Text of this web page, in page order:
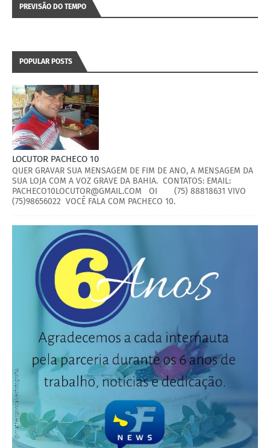
PREVISÃO DO TEMPO
POPULAR POSTS
LOCUTOR PACHECO 10
QUER GRAVAR SUA MENSAGEM DE FIM DE ANO, A MENSAGEM DA
SUA LOJA COM A VOZ GRAVE DA BAHIA. CONTATOS: EMAIL:
PACHECO10LOCUTOR@GMAIL.COM OI (75) 88818631 VIVO
(75)98656022 VOCÊ FALA COM PACHECO 10.